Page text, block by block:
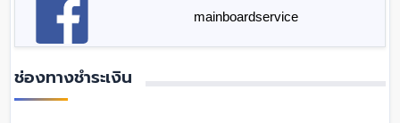
mainboardservice
ช่องทางชำระเงิน